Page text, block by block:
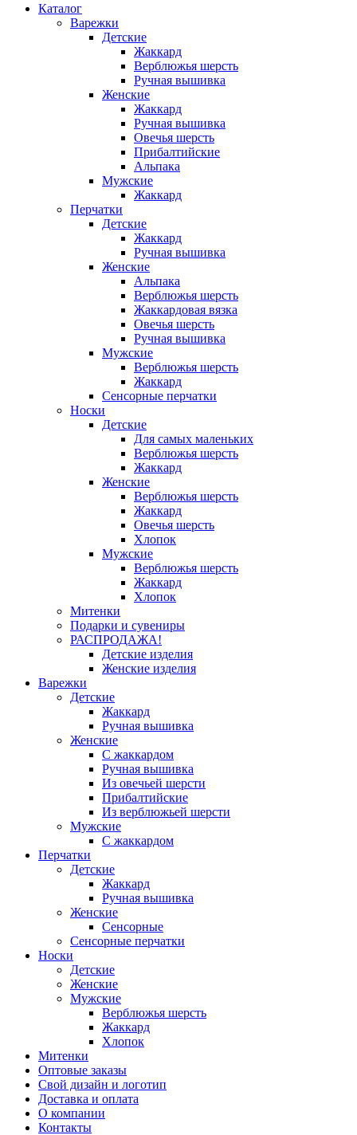
Каталог
Варежки
Детские
Жаккард
Верблюжья шерсть
Ручная вышивка
Женские
Жаккард
Ручная вышивка
Овечья шерсть
Прибалтийские
Альпака
Мужские
Жаккард
Перчатки
Детские
Жаккард
Ручная вышивка
Женские
Альпака
Верблюжья шерсть
Жаккардовая вязка
Овечья шерсть
Ручная вышивка
Мужские
Верблюжья шерсть
Жаккард
Сенсорные перчатки
Носки
Детские
Для самых маленьких
Верблюжья шерсть
Жаккард
Женские
Верблюжья шерсть
Жаккард
Овечья шерсть
Хлопок
Мужские
Верблюжья шерсть
Жаккард
Хлопок
Митенки
Подарки и сувениры
РАСПРОДАЖА!
Детские изделия
Женские изделия
Варежки
Детские
Жаккард
Ручная вышивка
Женские
С жаккардом
Ручная вышивка
Из овечьей шерсти
Прибалтийские
Из верблюжьей шерсти
Мужские
С жаккардом
Перчатки
Детские
Жаккард
Ручная вышивка
Женские
Сенсорные
Сенсорные перчатки
Носки
Детские
Женские
Мужские
Верблюжья шерсть
Жаккард
Хлопок
Митенки
Оптовые заказы
Свой дизайн и логотип
Доставка и оплата
О компании
Контакты